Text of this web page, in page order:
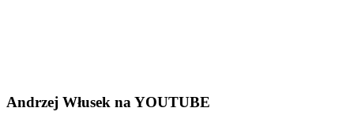
Andrzej Włusek na YOUTUBE